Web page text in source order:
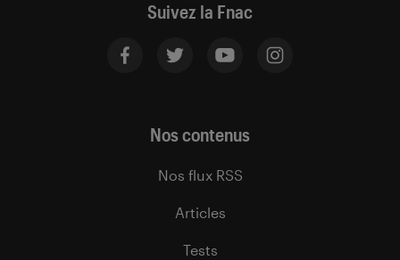
Suivez la Fnac
Nos contenus
Nos flux RSS
Articles
Tests